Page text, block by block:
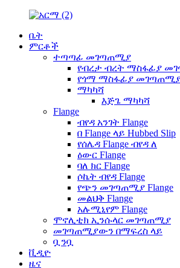
ቤት
ምርቶች
ተጣጣፊ መገጣጠሚያ
የብረታ ብረት ማስፋፊያ
የጎማ ማስፋፊያ
ማካካሻ
እጅጌ ማካካሻ
Flange
ብየዳ አንገት Flange
በ Flange ላይ Hubbed Slip
የሰሌዳ Flange ብየዳ ለ
ዕውር Flange
ባለ ክር Flange
ሶኬት ብየዳ Flange
የጭን መገጣጠሚያ Flange
መልህቅ Flange
አሉሚኒየም Flange
ሞኖሊቲክ ኢንሱላር መገጣጠሚያ
መገጣጠሚያውን በማፍረስ ላይ
ቧንቧ
ቪዲዮ
ዜና